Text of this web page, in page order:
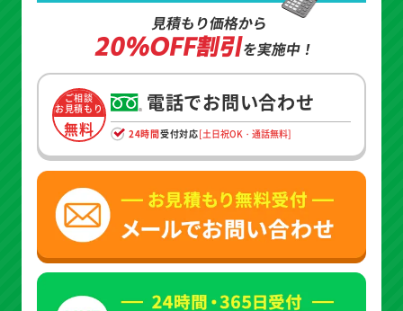
見積もり価格から
20%OFF割引を実施中！
ご相談
お見積もり
無料
電話でお問い合わせ
24時間受付対応[土日祝OK・通話無料]